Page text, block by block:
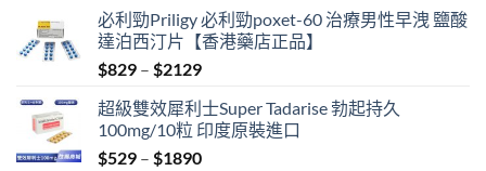
was:
$500.
is:
$399.
必利勁Priligy 必利勁poxet-60 治療男性早洩 鹽酸
達泊西汀片【香港藥店正品】
$829 – $2129Price
$829
through
$2129
超級雙效犀利士Super Tadarise 勃起持久
100mg/10粒 印度原裝進口
$529 – $1890Price